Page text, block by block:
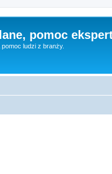
pomoc
ludzi z branży.